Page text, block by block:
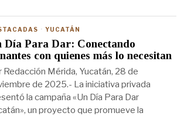
· YUCATÁN
Día Para Dar: Conectando
con quienes más lo necesitan
Redacción Mérida, Yucatán, 28 de
de 2025.- La iniciativa privada
la campaña «Un Día Para Dar
un proyecto que promueve la